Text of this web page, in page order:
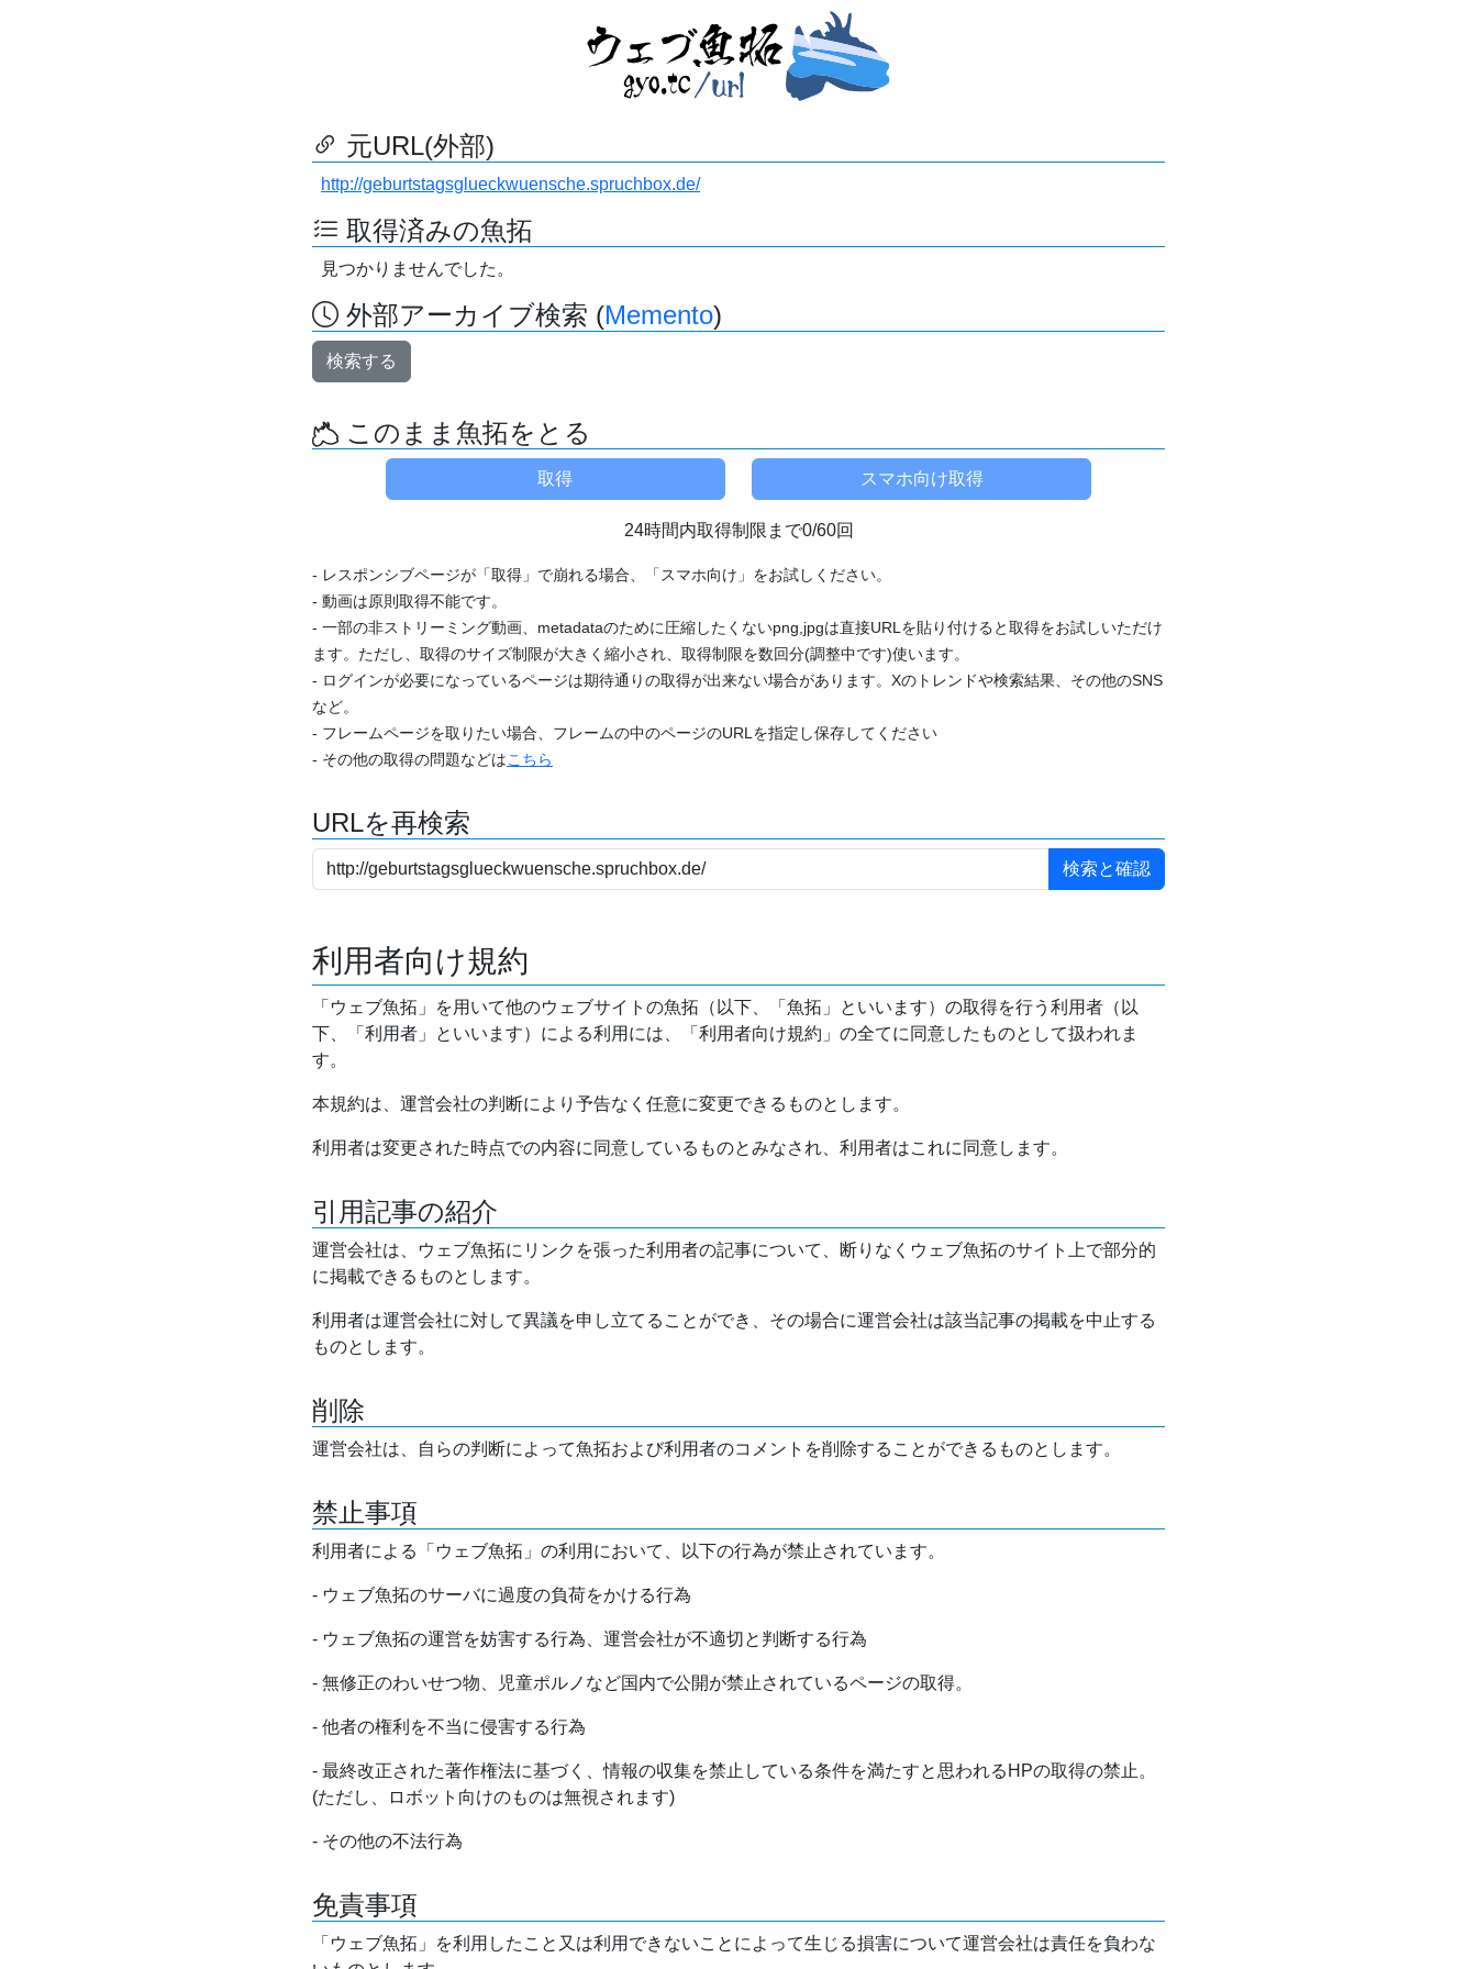
元URL(外部)
http://geburtstagsglueckwuensche.spruchbox.de/
取得済みの魚拓
見つかりませんでした。
外部アーカイブ検索 (Memento)
検索する
このまま魚拓をとる
24時間内取得制限まで0/60回
- レスポンシブページが「取得」で崩れる場合、「スマホ向け」をお試しください。
- 動画は原則取得不能です。
- 一部の非ストリーミング動画、metadataのために圧縮したくないpng,jpgは直接URLを貼り付けると取得をお試しいただけ
ます。ただし、取得のサイズ制限が大きく縮小され、取得制限を数回分(調整中です)使います。
- ログインが必要になっているページは期待通りの取得が出来ない場合があります。Xのトレンドや検索結果、その他のSNS
など。
- フレームページを取りたい場合、フレームの中のページのURLを指定し保存してください
- その他の取得の問題などはこちら
URLを再検索
利用者向け規約
「ウェブ魚拓」を用いて他のウェブサイトの魚拓（以下、「魚拓」といいます）の取得を行う利用者（以
下、「利用者」といいます）による利用には、「利用者向け規約」の全てに同意したものとして扱われま
す。
本規約は、運営会社の判断により予告なく任意に変更できるものとします。
利用者は変更された時点での内容に同意しているものとみなされ、利用者はこれに同意します。
引用記事の紹介
運営会社は、ウェブ魚拓にリンクを張った利用者の記事について、断りなくウェブ魚拓のサイト上で部分的
に掲載できるものとします。
利用者は運営会社に対して異議を申し立てることができ、その場合に運営会社は該当記事の掲載を中止する
ものとします。
削除
運営会社は、自らの判断によって魚拓および利用者のコメントを削除することができるものとします。
禁止事項
利用者による「ウェブ魚拓」の利用において、以下の行為が禁止されています。
- ウェブ魚拓のサーバに過度の負荷をかける行為
- ウェブ魚拓の運営を妨害する行為、運営会社が不適切と判断する行為
- 無修正のわいせつ物、児童ポルノなど国内で公開が禁止されているページの取得。
- 他者の権利を不当に侵害する行為
- 最終改正された著作権法に基づく、情報の収集を禁止している条件を満たすと思われるHPの取得の禁止。
(ただし、ロボット向けのものは無視されます)
- その他の不法行為
免責事項
「ウェブ魚拓」を利用したこと又は利用できないことによって生じる損害について運営会社は責任を負わな